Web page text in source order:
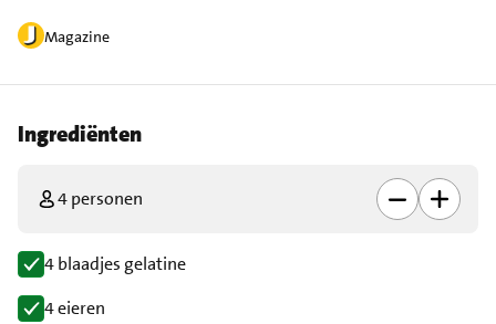
Magazine
Ingrediënten
4 personen
4 blaadjes gelatine
4 eieren